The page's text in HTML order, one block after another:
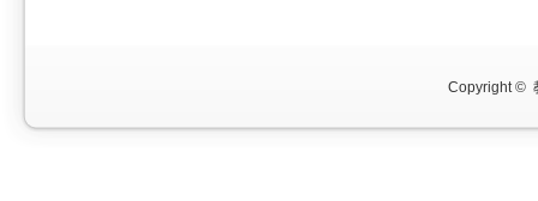
Copyright ©